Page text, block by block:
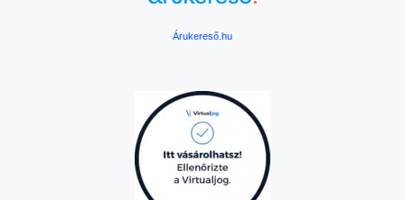
Árukereső.hu